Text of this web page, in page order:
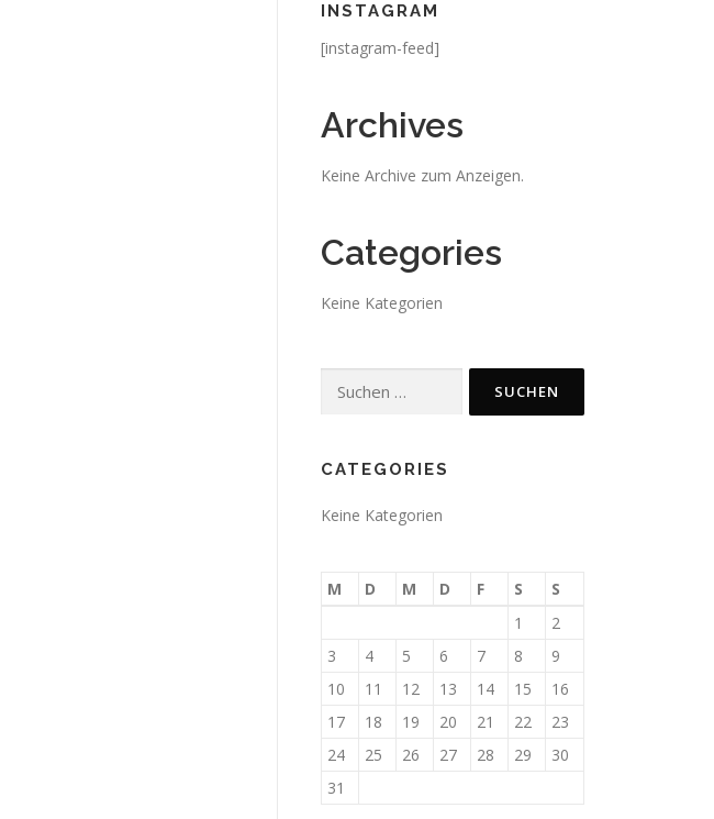
INSTAGRAM
[instagram-feed]
Archives
Keine Archive zum Anzeigen.
Categories
Keine Kategorien
nach:
CATEGORIES
Keine Kategorien
M D M D F S
S
1
2
3
4 5 6 7 8
9
10
11 12 13 14 15
16
17
18 19 20 21 22
23
24
25 26 27 28 29
30
31